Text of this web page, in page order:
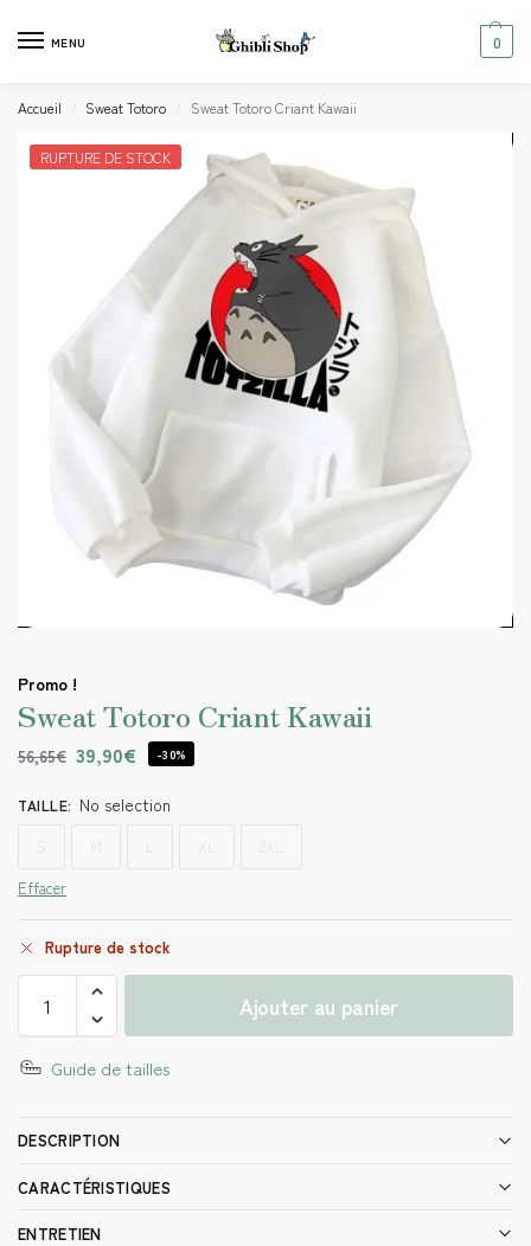
MENU 0
Accueil / Sweat Totoro / Sweat Totoro Criant Kawaii
RUPTURE DE STOCK
Promo !
Sweat Totoro Criant Kawaii
56,65€ 39,90€ -30%
TAILLE: No selection
Effacer
Rupture de stock
Ajouter au panier
Guide de tailles
DESCRIPTION
CARACTÉRISTIQUES
ENTRETIEN